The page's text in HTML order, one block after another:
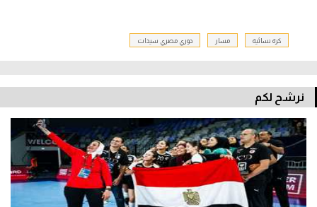
كرة نسائية مسار دوري مصري سيدات
نرشح لكم